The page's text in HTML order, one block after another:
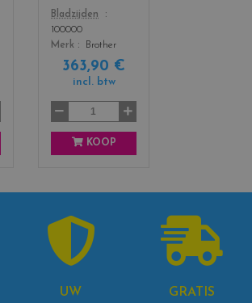
Color
c
Bladzijden
100000
Merk
Brother
363,90 €
incl. btw
KOOP
UW
GRATIS